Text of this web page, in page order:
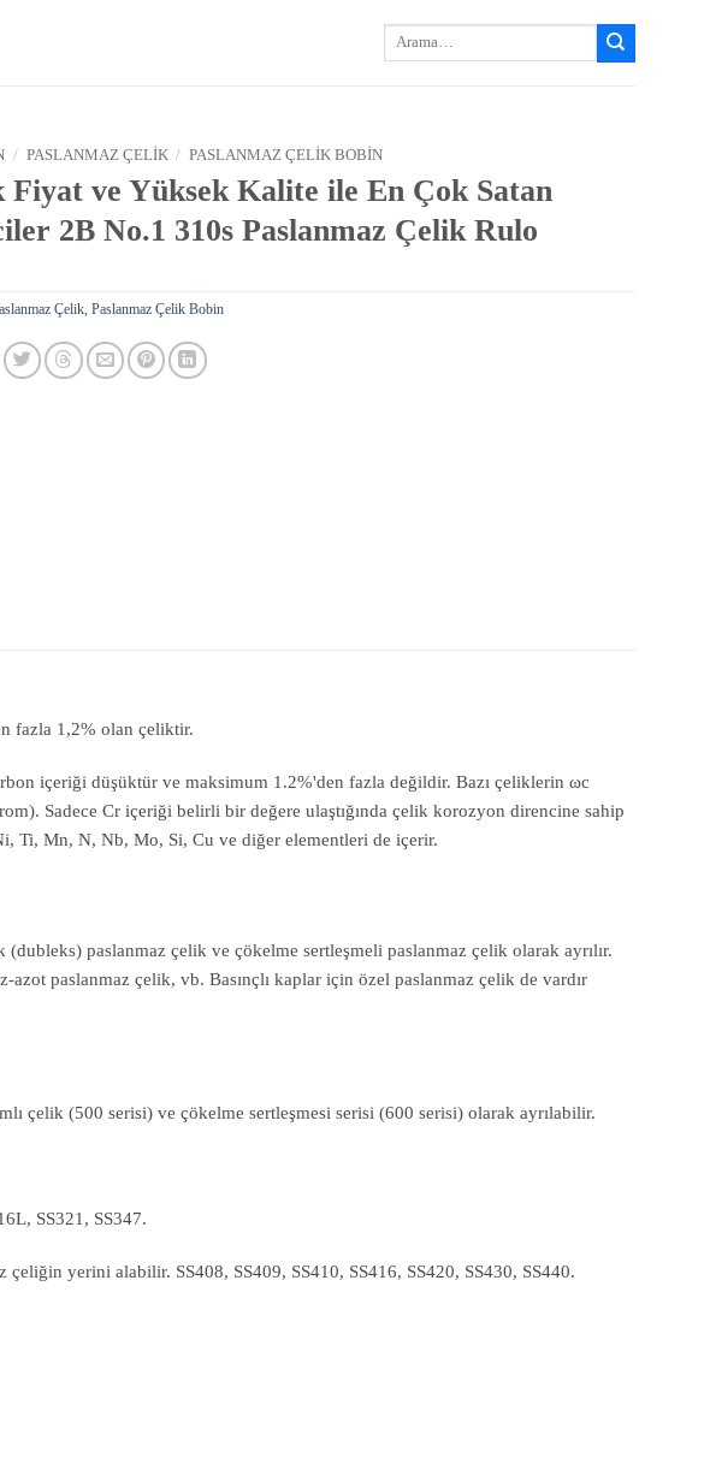
Arayın:
/ PASLANMAZ ÇELIK / PASLANMAZ ÇELIK BOBIN
Fiyat ve Yüksek Kalite ile En Çok Satan
2B No.1 310s Paslanmaz Çelik Rulo
Çelik, Paslanmaz Çelik Bobin
fazla 1,2% olan çeliktir.
içeriği düşüktür ve maksimum 1.2%'den fazla değildir. Bazı çeliklerin ωc
Sadece Cr içeriği belirli bir değere ulaştığında çelik korozyon direncine sahip
Ti, Mn, N, Nb, Mo, Si, Cu ve diğer elementleri de içerir.
paslanmaz çelik ve çökelme sertleşmeli paslanmaz çelik olarak ayrılır.
paslanmaz çelik, vb. Basınçlı kaplar için özel paslanmaz çelik de vardır
çelik (500 serisi) ve çökelme sertleşmesi serisi (600 serisi) olarak ayrılabilir.
SS321, SS347.
yerini alabilir. SS408, SS409, SS410, SS416, SS420, SS430, SS440.